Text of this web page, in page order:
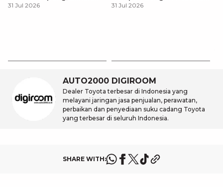
Pembaruan dan Fitur
31 Jul 2026
Modern
31 Jul 2026
AUTO2000 DIGIROOM
Dealer Toyota terbesar di Indonesia yang
melayani jaringan jasa penjualan, perawatan,
perbaikan dan penyediaan suku cadang Toyota
yang terbesar di seluruh Indonesia.
SHARE WITH: